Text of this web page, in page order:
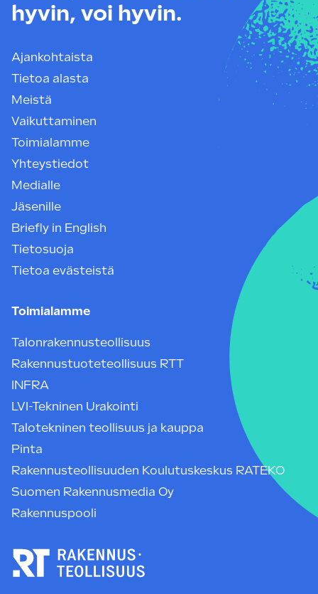
hyvin, voi hyvin.
Ajankohtaista
Tietoa alasta
Meistä
Vaikuttaminen
Toimialamme
Yhteystiedot
Medialle
Jäsenille
Briefly in English
Tietosuoja
Tietoa evästeistä
Toimialamme
Talonrakennusteollisuus
Rakennustuoteteollisuus RTT
INFRA
LVI-Tekninen Urakointi
Talotekninen teollisuus ja kauppa
Pinta
Rakennusteollisuuden Koulutuskeskus RATEKO
Suomen Rakennusmedia Oy
Rakennuspooli